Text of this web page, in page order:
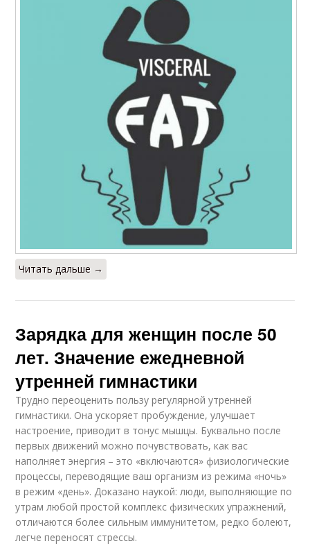
Читать дальше →
Зарядка для женщин после 50
лет. Значение ежедневной
утренней гимнастики
Трудно переоценить пользу регулярной утренней
гимнастики. Она ускоряет пробуждение, улучшает
настроение, приводит в тонус мышцы. Буквально после
первых движений можно почувствовать, как вас
наполняет энергия – это «включаются» физиологические
процессы, переводящие ваш организм из режима «ночь»
в режим «день». Доказано наукой: люди, выполняющие по
утрам любой простой комплекс физических упражнений,
отличаются более сильным иммунитетом, редко болеют,
легче переносят стрессы.